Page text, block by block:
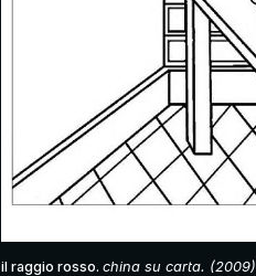
il raggio rosso. china su carta. (2009)